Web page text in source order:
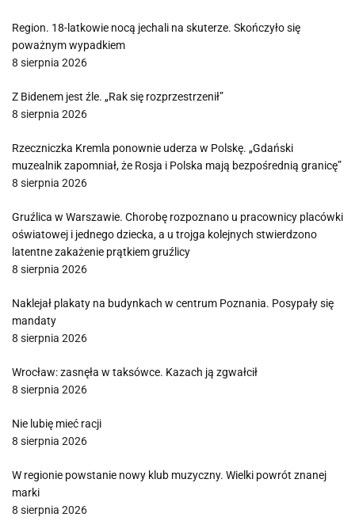
Region. 18-latkowie nocą jechali na skuterze. Skończyło się
poważnym wypadkiem
8 sierpnia 2026
Z Bidenem jest źle. „Rak się rozprzestrzenił”
8 sierpnia 2026
Rzeczniczka Kremla ponownie uderza w Polskę. „Gdański
muzealnik zapomniał, że Rosja i Polska mają bezpośrednią granicę”
8 sierpnia 2026
Gruźlica w Warszawie. Chorobę rozpoznano u pracownicy placówki
oświatowej i jednego dziecka, a u trojga kolejnych stwierdzono
latentne zakażenie prątkiem gruźlicy
8 sierpnia 2026
Naklejał plakaty na budynkach w centrum Poznania. Posypały się
mandaty
8 sierpnia 2026
Wrocław: zasnęła w taksówce. Kazach ją zgwałcił
8 sierpnia 2026
Nie lubię mieć racji
8 sierpnia 2026
W regionie powstanie nowy klub muzyczny. Wielki powrót znanej
marki
8 sierpnia 2026